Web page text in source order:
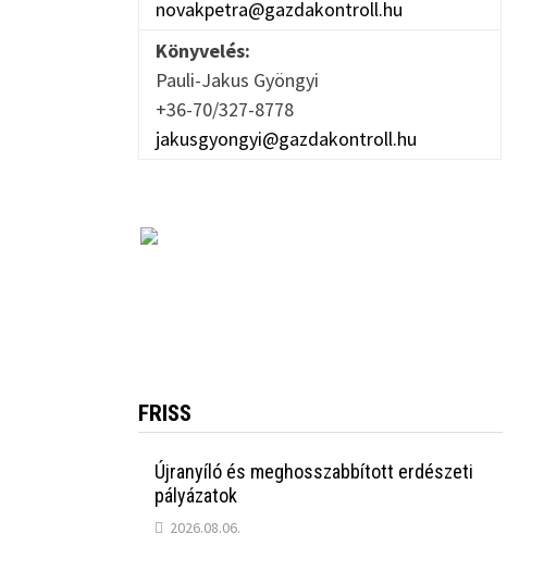
novakpetra@gazdakontroll.hu
Könyvelés:
Pauli-Jakus Gyöngyi
+36-70/327-8778
jakusgyongyi@gazdakontroll.hu
FRISS
Újranyíló és meghosszabbított erdészeti
pályázatok
2026.08.06.